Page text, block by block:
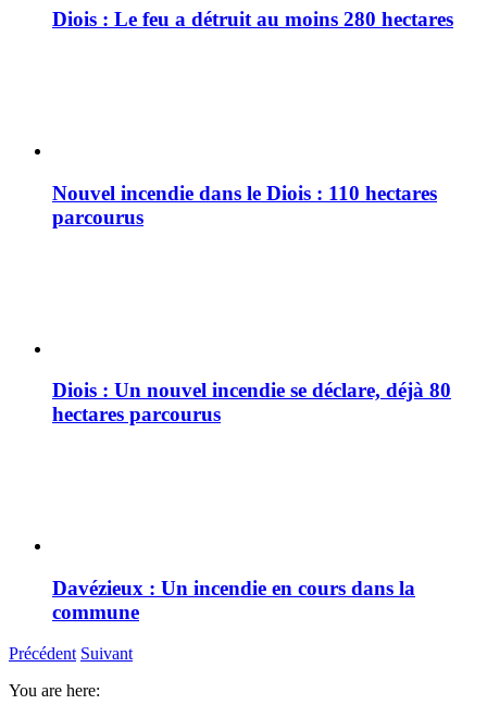
Diois : Le feu a détruit au moins 280 hectares
Nouvel incendie dans le Diois : 110 hectares
parcourus
Diois : Un nouvel incendie se déclare, déjà 80
hectares parcourus
Davézieux : Un incendie en cours dans la
commune
Précédent Suivant
You are here: